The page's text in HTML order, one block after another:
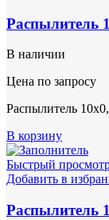
Распылитель
В наличии
Цена по запросу
Распылитель
В корзину
Быстрый
Добавить в
Распылитель